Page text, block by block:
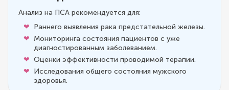
Анализ на ПСА рекомендуется для:
Раннего выявления рака предстательной железы.
Мониторинга состояния пациентов с уже
диагностированным заболеванием.
Оценки эффективности проводимой терапии.
Исследования общего состояния мужского
здоровья.